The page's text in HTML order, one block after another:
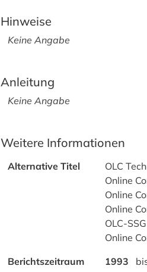
Hinweise
Keine Angabe
Anleitung
Keine Angabe
Weitere Informationen
Alternative Titel
OLC
Online
Online
Online
OLC-
Online
Berichtszeitraum
1993